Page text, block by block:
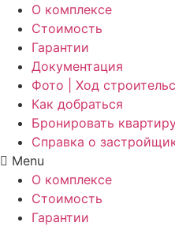
О комплексе
Стоимость
Гарантии
Документация
Фото | Ход
Как добраться
Бронировать
Справка о
Menu
О комплексе
Стоимость
Гарантии